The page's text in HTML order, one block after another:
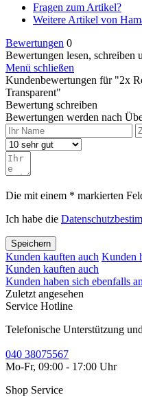
Fragen zum Artikel?
Weitere Artikel von
Bewertungen 0
Bewertungen lesen, schreiben
Menü schließen
Kundenbewertungen für "2x
Transparent"
Bewertung schreiben
Bewertungen werden nach
Die mit einem * markierten
Ich habe die
Speichern
Kunden kauften auch Kunden
Kunden kauften auch
Kunden haben sich ebenfalls
Zuletzt angesehen
Service Hotline
Telefonische Unterstützung
040 38075567
Mo-Fr, 09:00 - 17:00 Uhr
Shop Service